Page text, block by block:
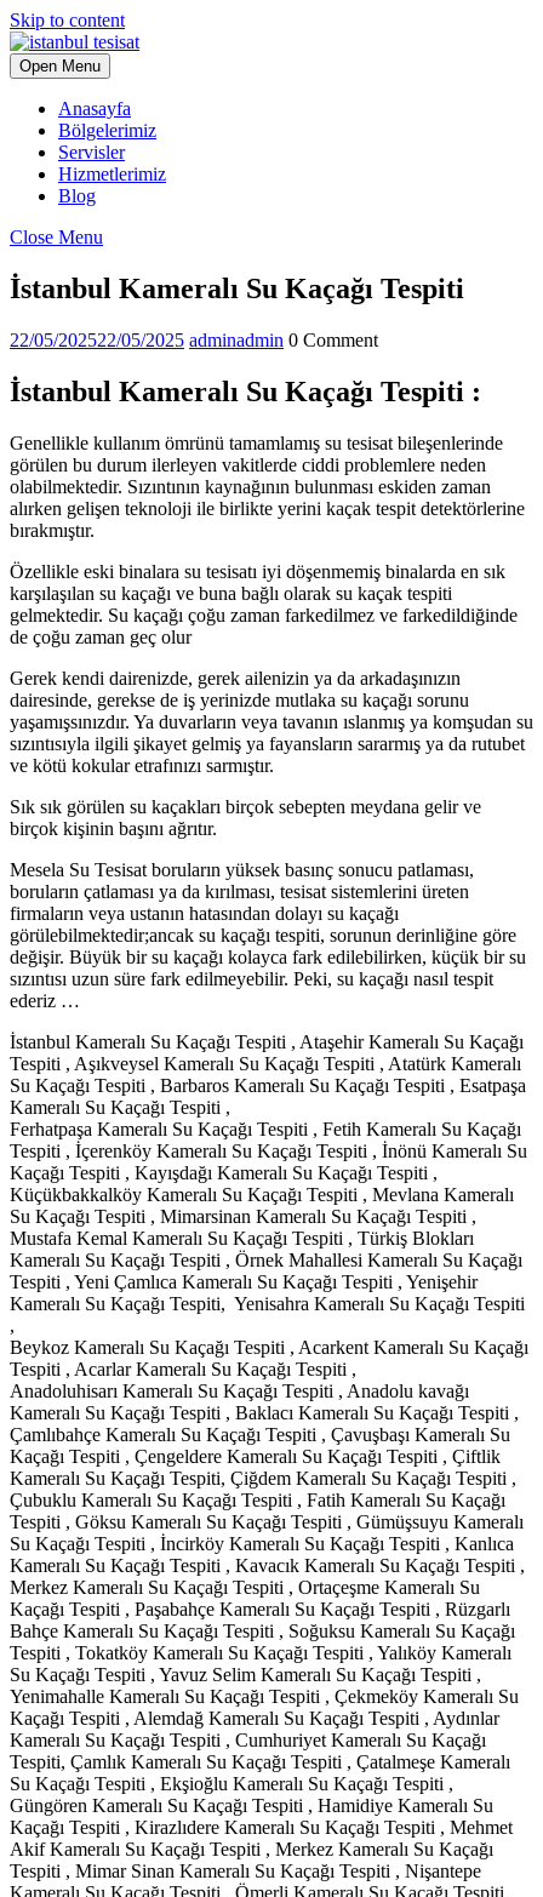
Skip to content
Open Menu
Anasayfa
Bölgelerimiz
Servisler
Hizmetlerimiz
Blog
Close Menu
İstanbul Kameralı Su Kaçağı Tespiti
22/05/202522/05/2025 adminadmin 0 Comment
İstanbul Kameralı Su Kaçağı Tespiti :
Genellikle kullanım ömrünü tamamlamış su tesisat bileşenlerinde
görülen bu durum ilerleyen vakitlerde ciddi problemlere neden
olabilmektedir. Sızıntının kaynağının bulunması eskiden zaman
alırken gelişen teknoloji ile birlikte yerini kaçak tespit detektörlerine
bırakmıştır.
Özellikle eski binalara su tesisatı iyi döşenmemiş binalarda en sık
karşılaşılan su kaçağı ve buna bağlı olarak su kaçak tespiti
gelmektedir. Su kaçağı çoğu zaman farkedilmez ve farkedildiğinde
de çoğu zaman geç olur
Gerek kendi dairenizde, gerek ailenizin ya da arkadaşınızın
dairesinde, gerekse de iş yerinizde mutlaka su kaçağı sorunu
yaşamışsınızdır. Ya duvarların veya tavanın ıslanmış ya komşudan su
sızıntısıyla ilgili şikayet gelmiş ya fayansların sararmış ya da rutubet
ve kötü kokular etrafınızı sarmıştır.
Sık sık görülen su kaçakları birçok sebepten meydana gelir ve
birçok kişinin başını ağrıtır.
Mesela Su Tesisat boruların yüksek basınç sonucu patlaması,
boruların çatlaması ya da kırılması, tesisat sistemlerini üreten
firmaların veya ustanın hatasından dolayı su kaçağı
görülebilmektedir;ancak su kaçağı tespiti, sorunun derinliğine göre
değişir. Büyük bir su kaçağı kolayca fark edilebilirken, küçük bir su
sızıntısı uzun süre fark edilmeyebilir. Peki, su kaçağı nasıl tespit
ederiz …
İstanbul Kameralı Su Kaçağı Tespiti , Ataşehir Kameralı Su Kaçağı
Tespiti , Aşıkveysel Kameralı Su Kaçağı Tespiti , Atatürk Kameralı
Su Kaçağı Tespiti , Barbaros Kameralı Su Kaçağı Tespiti , Esatpaşa
Kameralı Su Kaçağı Tespiti ,
Ferhatpaşa Kameralı Su Kaçağı Tespiti , Fetih Kameralı Su Kaçağı
Tespiti , İçerenköy Kameralı Su Kaçağı Tespiti , İnönü Kameralı Su
Kaçağı Tespiti , Kayışdağı Kameralı Su Kaçağı Tespiti ,
Küçükbakkalköy Kameralı Su Kaçağı Tespiti , Mevlana Kameralı
Su Kaçağı Tespiti , Mimarsinan Kameralı Su Kaçağı Tespiti ,
Mustafa Kemal Kameralı Su Kaçağı Tespiti , Türkiş Blokları
Kameralı Su Kaçağı Tespiti , Örnek Mahallesi Kameralı Su Kaçağı
Tespiti , Yeni Çamlıca Kameralı Su Kaçağı Tespiti , Yenişehir
Kameralı Su Kaçağı Tespiti, Yenisahra Kameralı Su Kaçağı Tespiti
,
Beykoz Kameralı Su Kaçağı Tespiti , Acarkent Kameralı Su Kaçağı
Tespiti , Acarlar Kameralı Su Kaçağı Tespiti ,
Anadoluhisarı Kameralı Su Kaçağı Tespiti , Anadolu kavağı Kameralı Su Kaçağı Tespiti , Baklacı Kameralı Su Kaçağı Tespiti , Çamlıbahçe Kameralı Su Kaçağı Tespiti , Çavuşbaşı Kameralı Su Kaçağı Tespiti , Çengeldere Kameralı Su Kaçağı Tespiti , Çiftlik Kameralı Su Kaçağı Tespiti, Çiğdem Kameralı Su Kaçağı Tespiti , Çubuklu Kameralı Su Kaçağı Tespiti , Fatih Kameralı Su Kaçağı Tespiti , Göksu Kameralı Su Kaçağı Tespiti , Gümüşsuyu Kameralı Su Kaçağı Tespiti , İncirköy Kameralı Su Kaçağı Tespiti , Kanlıca Kameralı Su Kaçağı Tespiti , Kavacık Kameralı Su Kaçağı Tespiti , Merkez Kameralı Su Kaçağı Tespiti , Ortaçeşme Kameralı Su Kaçağı Tespiti , Paşabahçe Kameralı Su Kaçağı Tespiti , Rüzgarlı Bahçe Kameralı Su Kaçağı Tespiti , Soğuksu Kameralı Su Kaçağı Tespiti , Tokatköy Kameralı Su Kaçağı Tespiti , Yalıköy Kameralı Su Kaçağı Tespiti , Yavuz Selim Kameralı Su Kaçağı Tespiti , Yenimahalle Kameralı Su Kaçağı Tespiti , Çekmeköy Kameralı Su Kaçağı Tespiti , Alemdağ Kameralı Su Kaçağı Tespiti , Aydınlar Kameralı Su Kaçağı Tespiti , Cumhuriyet Kameralı Su Kaçağı Tespiti, Çamlık Kameralı Su Kaçağı Tespiti , Çatalmeşe Kameralı Su Kaçağı Tespiti , Ekşioğlu Kameralı Su Kaçağı Tespiti , Güngören Kameralı Su Kaçağı Tespiti , Hamidiye Kameralı Su Kaçağı Tespiti , Kirazlıdere Kameralı Su Kaçağı Tespiti , Mehmet Akif Kameralı Su Kaçağı Tespiti , Merkez Kameralı Su Kaçağı Tespiti , Mimar Sinan Kameralı Su Kaçağı Tespiti , Nişantepe Kameralı Su Kaçağı Tespiti , Ömerli Kameralı Su Kaçağı Tespiti , Soğukpınar Kameralı Su Kaçağı Tespiti , Sultançiftliği Kameralı Su Kaçağı Tespiti , Taşdelen Kameralı Su Kaçağı Tespiti , Kadıköy Kameralı Su Kaçağı Tespiti , 19 Mayıs Kameralı Su Kaçağı Tespiti , Acıbadem Kameralı Su Kaçağı Tespiti , Bostancı Kameralı Su Kaçağı Tespiti , Caddebostan Kameralı Su Kaçağı Tespiti , Caferağa Kameralı Su Kaçağı Tespiti , Çifte Havuzlar Kameralı Su Kaçağı Tespiti , Dumlupınar Kameralı Su Kaçağı Tespiti , Eğitim Kameralı Su Kaçağı Tespiti , Erenköy Kameralı Su Kaçağı Tespiti , Fenerbahçe Kameralı Su Kaçağı Tespiti , Feneryolu Kameralı Su Kaçağı Tespiti , Fikirtepe Kameralı Su Kaçağı Tespiti , Göztepe Kameralı Su Kaçağı Tespiti , Kalamış Kameralı Su Kaçağı Tespiti , Hasanpaşa Kameralı Su Kaçağı Tespiti , Kazasker Kameralı Su Kaçağı Tespiti , Kızıltoprak Kameralı Su Kaçağı Tespiti , Koşuyolu Kameralı Su Kaçağı Tespiti , Kozyatağı Kameralı Su Kaçağı Tespiti , Kuşdili Kameralı Su Kaçağı Tespiti , Kuyubaşı Kameralı Su Kaçağı Tespiti , Merdivenköy Kameralı Su Kaçağı Tespiti , Moda Kameralı Su Kaçağı Tespiti , Osmanağa Kameralı Su Kaçağı Tespiti , Rasimpaşa Kameralı Su Kaçağı Tespiti , Rıhtım Kameralı Su Kaçağı Tespiti , Sahrayıcedid Kameralı Su Kaçağı Tespiti , Selamiçeşme Kameralı Su Kaçağı Tespiti, Şaşkınbakkal Kameralı Su Kaçağı Tespiti , Şenesenevler Kameralı Su Kaçağı Tespiti , Söğütlüçeşme Kameralı Su Kaçağı Tespiti , Suadiye Kameralı Su Kaçağı Tespiti , Ziverbey Kameralı Su Kaçağı Tespiti , Zühtüpaşa Kameralı Su Kaçağı Tespiti , Kartal Kameralı Su Kaçağı Tespiti , Atalar Kameralı Su Kaçağı Tespiti , Cumhuriyet Kameralı Su Kaçağı Tespiti , Çavuşoğlu Kameralı Su Kaçağı Tespiti , Esentepe Kameralı Su Kaçağı Tespiti , Gümüşpınar Kameralı Su Kaçağı Tespiti , Hürriyet Kameralı Su Kaçağı Tespiti , Karlıktepe Kameralı Su Kaçağı Tespiti , Kordonboyu Kameralı Su Kaçağı Tespiti , Kurfalı Kameralı Su Kaçağı Tespiti , Orhantepe Kameralı Su Kaçağı Tespiti , Ortamahalle Kameralı Su Kaçağı Tespiti , Petrol-İş Kameralı Su Kaçağı Tespiti , Rahmanlar Kameralı Su Kaçağı Tespiti , Soğanlık Kameralı Su Kaçağı Tespiti , Topselvi Kameralı Su Kaçağı Tespiti , Uğur Mumcu Kameralı Su Kaçağı Tespiti , Yakacık Kameralı Su Kaçağı Tespiti , Yalı Kameralı Su Kaçağı Tespiti , Yukarımahalle Kameralı Su Kaçağı Tespiti , Yunus Kameralı Su Kaçağı Tespiti , Maltepe Kameralı Su Kaçağı Tespiti ,Adatepe Kameralı Su Kaçağı Tespiti , Altayçeşme Kameralı Su Kaçağı Tespiti , Altıntepe Kameralı Su Kaçağı Tespiti ,Aydınevler Kameralı Su Kaçağı Tespiti , Bağlarbaşı Kameralı Su Kaçağı Tespiti , Başıbüyük Kameralı Su Kaçağı Tespiti , Büyükbakkalköy Kameralı Su Kaçağı Tespiti , Cevizli Kameralı Su Kaçağı Tespiti , Çınar Kameralı Su Kaçağı Tespiti , Doğuşkent Kameralı Su Kaçağı Tespiti , Esenkent Kameralı Su Kaçağı Tespiti , Feyzullah Kameralı Su Kaçağı Tespiti , Fındıklı Kameralı Su Kaçağı Tespiti , Girne Kameralı Su Kaçağı Tespiti , Gülensu Kameralı Su Kaçağı Tespiti , Gülsuyu Kameralı Su Kaçağı Tespiti , İdealtepe Kameralı Su Kaçağı Tespiti , Küçükyalı Kameralı Su Kaçağı Tespiti , Yalı Kameralı Su Kaçağı Tespiti , Yüzevler Kameralı Su Kaçağı Tespiti , Zümrütevler Kameralı Su Kaçağı Tespiti , Pendik Kameralı Su Kaçağı Tespiti , Ahmet Yesevi Kameralı Su Kaçağı Tespiti , Ballıca Kameralı Su Kaçağı Tespiti , Aydos Kameralı Su Kaçağı Tespiti , Bahçelievler Kameralı Su Kaçağı Tespiti , Çamçeşme Kameralı Su Kaçağı Tespiti , Çamlık Kameralı Su Kaçağı Tespiti , Çınardere Kameralı Su Kaçağı Tespiti , Ertuğrul gazi Kameralı Su Kaçağı Tespiti , Emirli Kameralı Su Kaçağı Tespiti , Esenler Kameralı Su Kaçağı Tespiti , Esenyalı Kameralı Su Kaçağı Tespiti , Fatih Kameralı Su Kaçağı Tespiti , Fevzi Çakmak Kameralı Su Kaçağı Tespiti , Göçbeyli Kameralı Su Kaçağı Tespiti , Güllübağlar Kameralı Su Kaçağı Tespiti , Güzelyalı Kameralı Su Kaçağı Tespiti , Harmandere Kameralı Su Kaçağı Tespiti , Kavakpınar Kameralı Su Kaçağı Tespiti , Kaynarca Kameralı Su Kaçağı Tespiti , Kurtdoğmuş Kameralı Su Kaçağı Tespiti , Kurtköy Kameralı Su Kaçağı Tespiti , Kurnaköy Kameralı Su Kaçağı Tespiti , Ramazanoğlu Kameralı Su Kaçağı Tespiti , Sanayi Kameralı Su Kaçağı Tespiti , Sapanbağları Kameralı Su Kaçağı Tespiti , Sülüntepe Kameralı Su Kaçağı Tespiti , Şeyhli Kameralı Su Kaçağı Tespiti , Velibaba Kameralı Su Kaçağı Tespiti , Yayalar Kameralı Su Kaçağı Tespiti , Yenimahalle Kameralı Su Kaçağı Tespiti , Yenişehir Kameralı Su Kaçağı Tespiti ,Yeşilbağlar Kameralı Su Kaçağı Tespiti , Sancaktepe Kameralı Su Kaçağı Tespiti , Abdurrahmangazi Kameralı Su Kaçağı Tespiti , Akpınar Kameralı Su Kaçağı Tespiti , Atatürk Kameralı Su Kaçağı Tespiti , Emek Kameralı Su Kaçağı Tespiti , Eyüpsultan Kameralı Su Kaçağı Tespiti , Fatih Kameralı Su Kaçağı Tespiti , Hilal Kameralı Su Kaçağı Tespiti , İnönü Kameralı Su Kaçağı Tespiti , Kemal Türkler Kameralı Su Kaçağı Tespiti , Meclis Kameralı Su Kaçağı Tespiti , Merve Kameralı Su Kaçağı Tespiti , Mevlana Kameralı Su Kaçağı Tespiti , Ortadağ Kameralı Su Kaçağı Tespiti , Osmangazi Kameralı Su Kaçağı Tespiti , Samandıra Kameralı Su Kaçağı Tespiti , Safa Kameralı Su Kaçağı Tespiti , Sarıgazi Kameralı Su Kaçağı Tespiti , Veysel Karani Kameralı Su Kaçağı Tespiti , Yenidoğan Kameralı Su Kaçağı Tespiti , Yunus Emre Kameralı Su Kaçağı Tespiti , Sultanbeyli Kameralı Su Kaçağı Tespiti , Adil Kameralı Su Kaçağı Tespiti , Ahmet Yesevi Kameralı Su Kaçağı Tespiti , Akşemsettin Kameralı Su Kaçağı Tespiti , Battalgazi Kameralı Su Kaçağı Tespiti , Fatih Kameralı Su Kaçağı Tespiti , Hamidiye Kameralı Su Kaçağı Tespiti , Mecidiye Kameralı Su Kaçağı Tespiti , Mehmet Akif Kameralı Su Kaçağı Tespiti , Mimarsinan Kameralı Su Kaçağı Tespiti , Necip Fazıl Kameralı Su Kaçağı Tespiti , Orhangazi Kameralı Su Kaçağı Tespiti , Turgutreis Kameralı Su Kaçağı Tespiti , Yavuz Selim Kameralı Su Kaçağı Tespiti , Şile Kameralı Su Kaçağı Tespiti , Ağva Kameralı Su Kaçağı Tespiti , Balibey Kameralı Su Kaçağı Tespiti , Çavuş Kameralı Su Kaçağı Tespiti , Hacıkasım Kameralı Su Kaçağı Tespiti , Kumbaba Kameralı Su Kaçağı Tespiti , Tuzla Kameralı Su Kaçağı Tespiti , Anadolu Kameralı Su Kaçağı Tespiti , Aydınlı Kameralı Su Kaçağı Tespiti , Aydıntepe Kameralı Su Kaçağı Tespiti , Cami Kameralı Su Kaçağı Tespiti , Evliya Çelebi Kameralı Su Kaçağı Tespiti , Fatih Kameralı Su Kaçağı Tespiti , Fırat Kameralı Su Kaçağı Tespiti , İçmeler Kameralı Su Kaçağı Tespiti , İstasyon Kameralı Su Kaçağı Tespiti , Mescit Kameralı Su Kaçağı Tespiti , Mimarsinan Kameralı Su Kaçağı Tespiti , Orhanlı Kameralı Su Kaçağı Tespiti , Postane Kameralı Su Kaçağı Tespiti , Şifa Kameralı Su Kaçağı Tespiti,Tepeören Kameralı Su Kaçağı Tespiti , Yayla Kameralı Su Kaçağı Tespiti , Ümraniye Kameralı Su Kaçağı Tespiti , Adem Yavuz Kameralı Su Kaçağı Tespiti , Altınşehir Kameralı Su Kaçağı Tespiti , Armağanevler Kameralı Su Kaçağı Tespiti , Atakent Kameralı Su Kaçağı Tespiti , Atatürk Kameralı Su Kaçağı Tespiti , Cemil Meriç Kameralı Su Kaçağı Tespiti , Çakmak Kameralı Su Kaçağı Tespiti , Çamlık Kameralı Su Kaçağı Tespiti , Dudullu Kameralı Su Kaçağı Tespiti , Elmalıkent Kameralı Su Kaçağı Tespiti , Esenevler Kameralı Su Kaçağı Tespiti , Esenşehir Kameralı Su Kaçağı Tespiti , Fatih Sultan Mehmet Kameralı Su Kaçağı Tespiti , Hekimbaşı Kameralı Su Kaçağı Tespiti , Huzur Kameralı Su Kaçağı Tespiti , Ihlamurkuyu Kameralı Su Kaçağı Tespiti , İnkılap Kameralı Su Kaçağı Tespiti , İstiklal Kameralı Su Kaçağı Tespiti , Kazım Karabekir Kameralı Su Kaçağı Tespiti , Mehmet Akif Kameralı Su Kaçağı Tespiti , Madenler Kameralı Su Kaçağı Tespiti , Namık Kemal Kameralı Su Kaçağı Tespiti , Necip Fazıl Kameralı Su Kaçağı Tespiti , Parseller Kameralı Su Kaçağı Tespiti , Saray Kameralı Su Kaçağı Tespiti , Site Kameralı Su Kaçağı Tespiti , Şerifali Kameralı Su Kaçağı Tespiti , Soyak Yenişehir Kameralı Su Kaçağı Tespiti , Tantavi Kameralı Su Kaçağı Tespiti , Tatlısu Kameralı Su Kaçağı Tespiti , Tepeüstü Kameralı Su Kaçağı Tespiti , Topağacı Kameralı Su Kaçağı Tespiti , Uydukent Kameralı Su Kaçağı Tespiti , Yamanevler Kameralı Su Kaçağı Tespiti , Yeni Sanayi Kameralı Su Kaçağı Tespiti , Üsküdar Kameralı Su Kaçağı Tespiti , Ahmediye Kameralı Su Kaçağı Tespiti , Altunizade Kameralı Su Kaçağı Tespiti , Aziz Mahmud Hüdayi Kameralı Su Kaçağı Tespiti , Barbaros Kameralı Su Kaçağı Tespiti , Beylerbeyi Kameralı Su Kaçağı Tespiti , Bulgurlu Kameralı Su Kaçağı Tespiti , Burhaniye Kameralı Su Kaçağı Tespiti , Cumhuriyet Kameralı Su Kaçağı Tespiti , Çengelköy Kameralı Su Kaçağı Tespiti , Dragos Kameralı Su Kaçağı Tespiti , Ferah Kameralı Su Kaçağı Tespiti , Güzeltepe Kameralı